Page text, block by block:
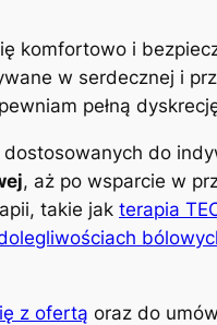
komfortowo i
w serdecznej i
pełną
dostosowanych do
, aż po wsparcie w
takie jak terapia
z ofertą oraz do